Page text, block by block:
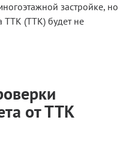
застройке, но
ТТК (TTK) будет не
от ТТК